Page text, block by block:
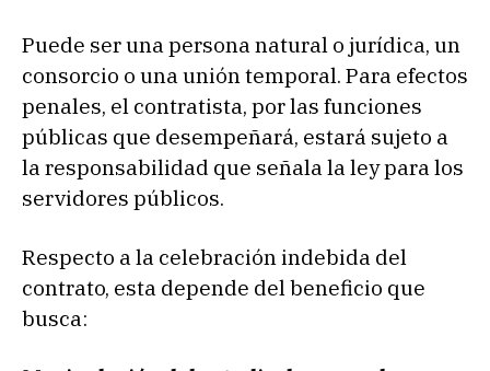
Puede ser una persona natural o jurídica, un
consorcio o una unión temporal. Para efectos
penales, el contratista, por las funciones
públicas que desempeñará, estará sujeto a
la responsabilidad que señala la ley para los
servidores públicos.
Respecto a la celebración indebida del
contrato, esta depende del beneficio que
busca: